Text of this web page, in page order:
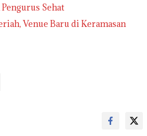
Sehat
Venue Baru di Keramasan